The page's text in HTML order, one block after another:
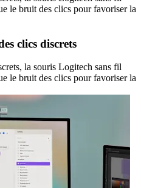
le bruit des clics pour favoriser la
clics discrets
la souris Logitech sans fil
le bruit des clics pour favoriser la